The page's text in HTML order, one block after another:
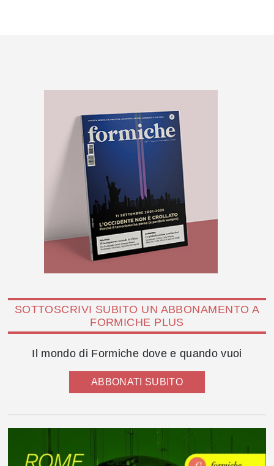
SOTTOSCRIVI SUBITO UN ABBONAMENTO A
FORMICHE PLUS
Il mondo di Formiche dove e quando vuoi
ABBONATI SUBITO